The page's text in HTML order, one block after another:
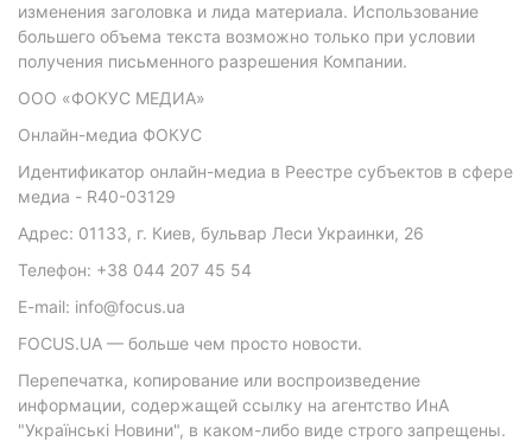
изменения заголовка и лида материала. Использование
большего объема текста возможно только при условии
получения письменного разрешения Компании.
ООО «ФОКУС МЕДИА»
Онлайн-медиа ФОКУС
Идентификатор онлайн-медиа в Реестре субъектов в сфере
медиа - R40-03129
Адрес: 01133, г. Киев, бульвар Леси Украинки, 26
Телефон: +38 044 207 45 54
E-mail: info@focus.ua
FOCUS.UA — больше чем просто новости.
Перепечатка, копирование или воспроизведение
информации, содержащей ссылку на агентство ИнА
"Українські Новини", в каком-либо виде строго запрещены.